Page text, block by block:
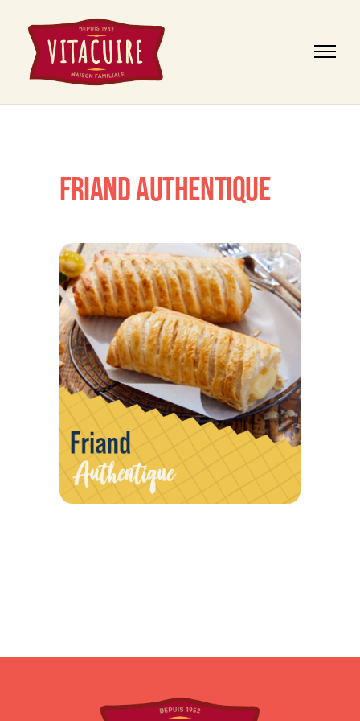
FRIAND AUTHENTIQUE